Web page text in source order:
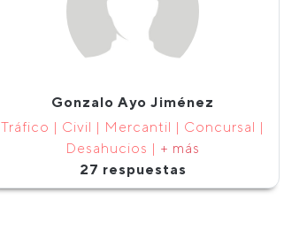
Gonzalo Ayo Jiménez
Tráfico | Civil | Mercantil | Concursal |
Desahucios | + más
27 respuestas